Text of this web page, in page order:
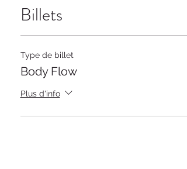
Billets
Type de billet
Body Flow
Plus d'info